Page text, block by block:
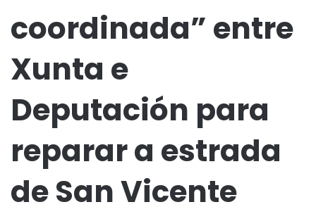
coordinada” entre
Xunta e
Deputación para
reparar a estrada
de San Vicente